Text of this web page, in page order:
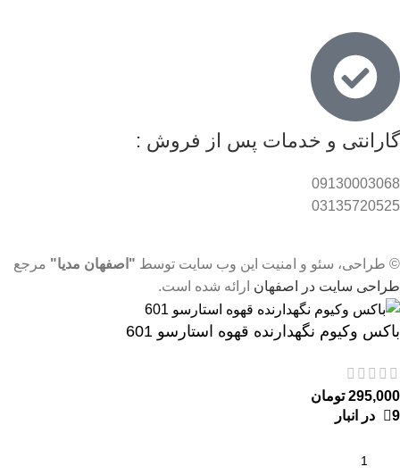
گارانتی و خدمات پس از فروش :
09130003068
03135720525
© طراحی، سئو و امنیت این وب سایت توسط "اصفهان مدیا" مرجع
طراحی سایت در اصفهان ارائه شده است.
باکس‌ وکیوم نگهدارنده قهوه استارسو 601
295,000 تومان
9 در انبار